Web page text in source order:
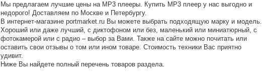
Мы предлагаем лучшие цены на MP3 плееры. Купить MP3 плеер у нас выгодно и
недорого! Доставляем по Москве и Петербургу.
В интернет-магазине portmarket.ru Вы можете выбрать подходящую марку и модель.
Хороший или даже лучший, с диктофоном или без, маленький или миниатюрный, с
фотокамерой или с радио – выбор за Вами. Также на сайте можно почитать или
оставить свои отзывы о том или ином товаре. Стоимость техники Вас приятно
удивит.
Ниже Вы найдете полный перечень товаров раздела.